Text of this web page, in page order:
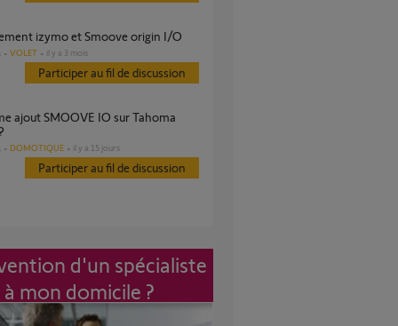
izymo et Smoove origin I/O
VOLET il y a 3 mois
Participer au fil de discussion
DOMOTIQUE il y a 15 jours
Participer au fil de discussion
d'un spécialiste
à mon domicile ?